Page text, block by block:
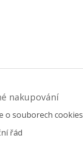
nakupování
o souborech cookies
řád